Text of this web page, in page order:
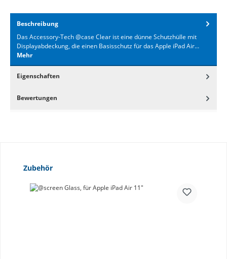
Beschreibung
Das Accessory-Tech @case Clear ist eine dünne Schutzhülle mit
Displayabdeckung, die einen Basisschutz für das Apple iPad Air…
Mehr
Eigenschaften
Bewertungen
Produktgalerie überspringen
Zubehör